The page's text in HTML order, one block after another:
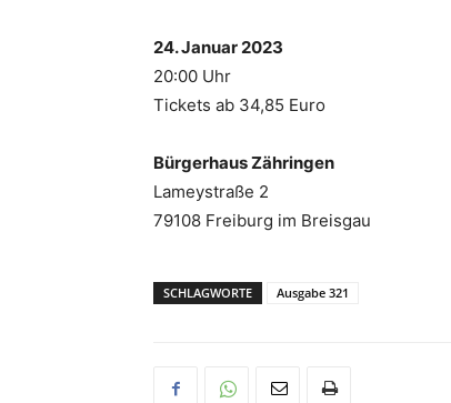
24. Januar 2023
20:00 Uhr
Tickets ab 34,85 Euro
Bürgerhaus Zähringen
Lameystraße 2
79108 Freiburg im Breisgau
SCHLAGWORTE Ausgabe 321